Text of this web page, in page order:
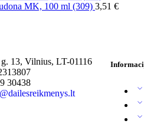
MK, 100 ml (309) 3,51 €
g. 13, Vilnius, LT-01116
30438